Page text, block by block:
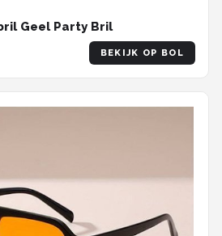
Geel Party Bril
BEKIJK OP BOL